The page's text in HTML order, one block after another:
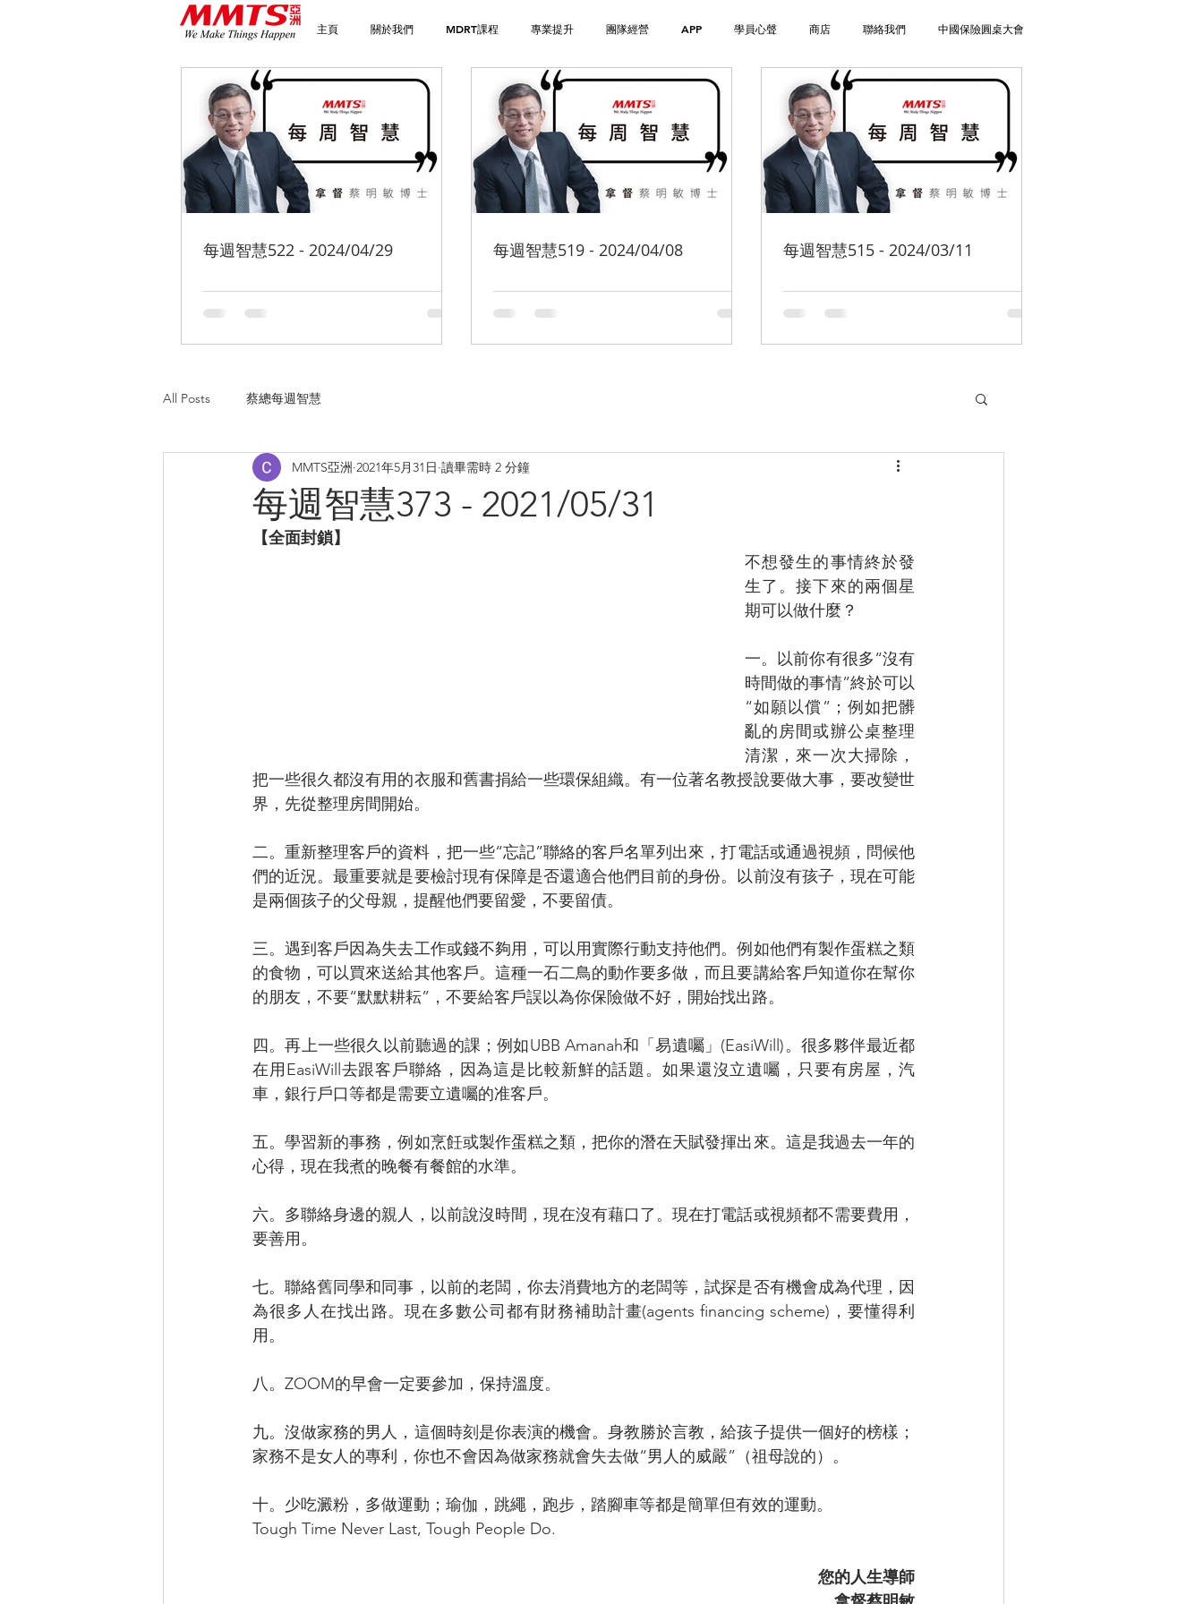
主頁 關於我們 MDRT課程 專業提升 團隊經營 APP 學員心聲 商店 聯絡我們 中國保險圓桌大會
每週智慧522 - 2024/04/29 每週智慧519 - 2024/04/08 每週智慧515 - 2024/03/11
All Posts 蔡總每週智慧
每週智慧373 - 2021/05/31
MMTS亞洲 2021年5月31日 讀畢需時 2 分鐘
【全面封鎖】
不想發生的事情終於發
生了。接下來的兩個星
期可以做什麼？
一。以前你有很多“沒有
時間做的事情”終於可以
“如願以償”；例如把髒
亂的房間或辦公桌整理
清潔，來一次大掃除，
把一些很久都沒有用的衣服和舊書捐給一些環保組織。有一位著名教授說要做大事，要改變世
界，先從整理房間開始。
二。重新整理客戶的資料，把一些“忘記”聯絡的客戶名單列出來，打電話或通過視頻，問候他
們的近況。最重要就是要檢討現有保障是否還適合他們目前的身份。以前沒有孩子，現在可能
是兩個孩子的父母親，提醒他們要留愛，不要留債。
三。遇到客戶因為失去工作或錢不夠用，可以用實際行動支持他們。例如他們有製作蛋糕之類
的食物，可以買來送給其他客戶。這種一石二鳥的動作要多做，而且要講給客戶知道你在幫你
的朋友，不要“默默耕耘”，不要給客戶誤以為你保險做不好，開始找出路。
四。再上一些很久以前聽過的課；例如UBB Amanah和「易遺囑」(EasiWill)。很多夥伴最近都
在用EasiWill去跟客戶聯絡，因為這是比較新鮮的話題。如果還沒立遺囑，只要有房屋，汽
車，銀行戶口等都是需要立遺囑的准客戶。
五。學習新的事務，例如烹飪或製作蛋糕之類，把你的潛在天賦發揮出來。這是我過去一年的
心得，現在我煮的晚餐有餐館的水準。
六。多聯絡身邊的親人，以前說沒時間，現在沒有藉口了。現在打電話或視頻都不需要費用，
要善用。
七。聯絡舊同學和同事，以前的老闆，你去消費地方的老闆等，試探是否有機會成為代理，因
為很多人在找出路。現在多數公司都有財務補助計畫(agents financing scheme)，要懂得利
用。
八。ZOOM的早會一定要參加，保持溫度。
九。沒做家務的男人，這個時刻是你表演的機會。身教勝於言教，給孩子提供一個好的榜樣；
家務不是女人的專利，你也不會因為做家務就會失去做“男人的威嚴”（祖母說的）。
十。少吃澱粉，多做運動；瑜伽，跳繩，跑步，踏腳車等都是簡單但有效的運動。
Tough Time Never Last, Tough People Do.
您的人生導師